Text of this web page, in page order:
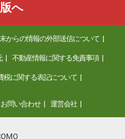
へ
からの情報の外部送信について
不動産情報に関する免責事項
税に関する表記について
お問い合わせ 運営会社